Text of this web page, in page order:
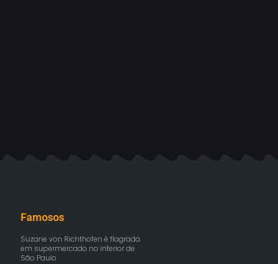
Famosos
Suzane von Richthofen é flagrada
em supermercado no interior de
São Paulo